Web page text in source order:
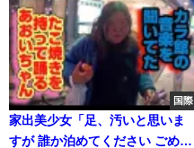
国際
家出美少女「足、汚いと思いま
すが 誰か泊めてください ごめん